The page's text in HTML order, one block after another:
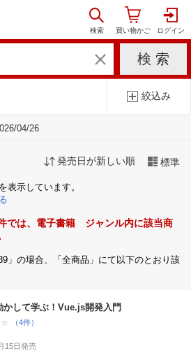
絞込み
04/26
発売日が新しい順 標準
表示しています。
では、電子書籍 ジャンル内に該当商
」の場合、「全商品」にて以下のとおり該
かして学ぶ！Vue.js開発入門
（4件）
15日発売